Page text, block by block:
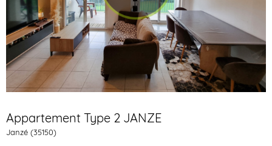
Appartement Type 2 JANZE
Janzé (35150)